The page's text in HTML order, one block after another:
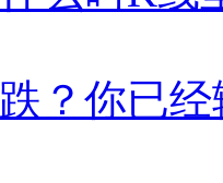
？你已